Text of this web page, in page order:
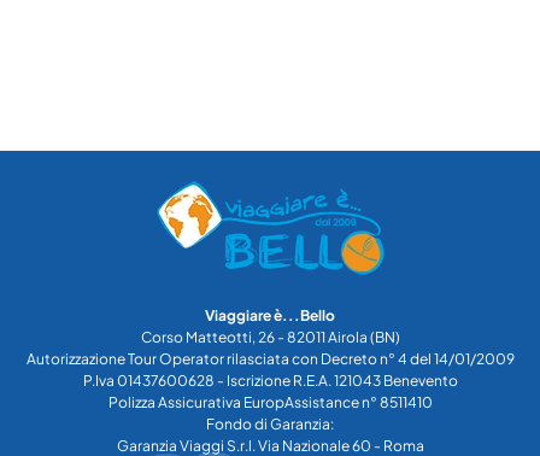
Viaggiare è...Bello
Corso Matteotti, 26 - 82011 Airola (BN)
Autorizzazione Tour Operator rilasciata con Decreto n° 4 del 14/01/2009
P.Iva 01437600628 - Iscrizione R.E.A. 121043 Benevento
Polizza Assicurativa EuropAssistance n° 8511410
Fondo di Garanzia:
Garanzia Viaggi S.r.l. Via Nazionale 60 - Roma